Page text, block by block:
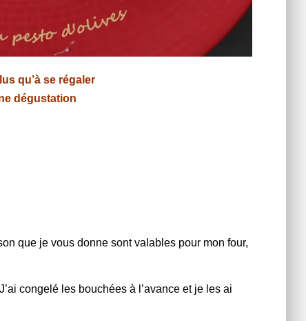
qu’à se régaler
dégustation
que je vous donne sont valables pour mon four,
J’ai congelé les bouchées à l’avance et je les ai